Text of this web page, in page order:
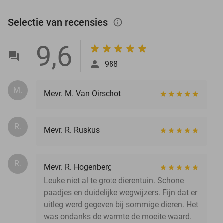
Selectie van recensies info_outlined
9,6 988
M. Mevr. M. Van Oirschot
R. Mevr. R. Ruskus
R.
Mevr. R. Hogenberg
Leuke niet al te grote dierentuin. Schone
paadjes en duidelijke wegwijzers. Fijn dat er
uitleg werd gegeven bij sommige dieren. Het
was ondanks de warmte de moeite waard.